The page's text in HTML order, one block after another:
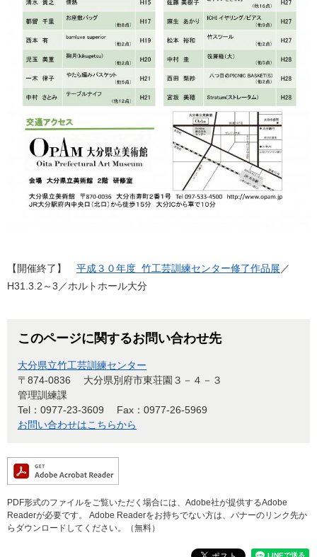
【開催終了】 平成３０年度 竹工芸訓練センター修了作品展 ／
H31.3.2～3／ホルトホール大分
このページに関するお問い合わせ先
大分県立竹工芸訓練センター
〒874-0836
大分県別府市東荘園３－４－３
管理訓練課
Tel：0977-23-3609
Fax：0977-26-5969
お問い合わせはこちらから
PDF形式のファイルをご覧いただく場合には、Adobe社が提供するAdobe
Readerが必要です。
Adobe Readerをお持ちでない方は、バナーのリンク先か
らダウンロードしてください。（無料）